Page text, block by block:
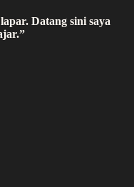
Datang sini saya